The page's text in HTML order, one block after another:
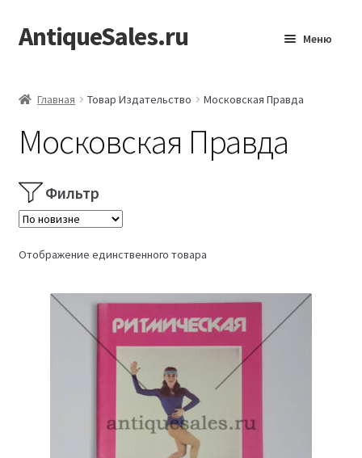
Перейти
к
Перейти
к
AntiqueSales.ru Меню
Главная Товар Издательство Московская Правда
Московская Правда
Фильтр
Отображение единственного товара